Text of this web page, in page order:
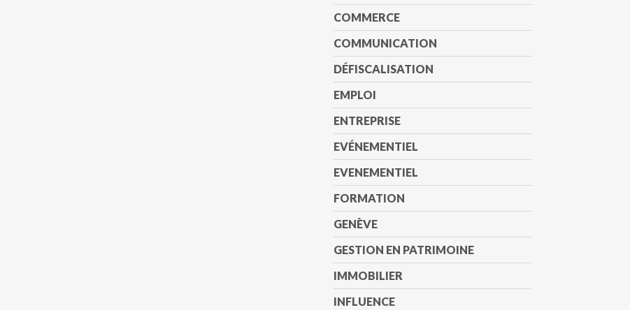
COMMERCE
COMMUNICATION
DÉFISCALISATION
EMPLOI
ENTREPRISE
EVÉNEMENTIEL
EVENEMENTIEL
FORMATION
GENÈVE
GESTION EN PATRIMOINE
IMMOBILIER
INFLUENCE